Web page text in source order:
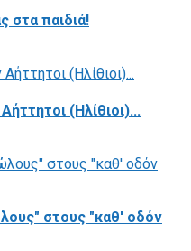
στα παιδιά!
(Ηλίθιοι)...
στους "καθ' οδόν